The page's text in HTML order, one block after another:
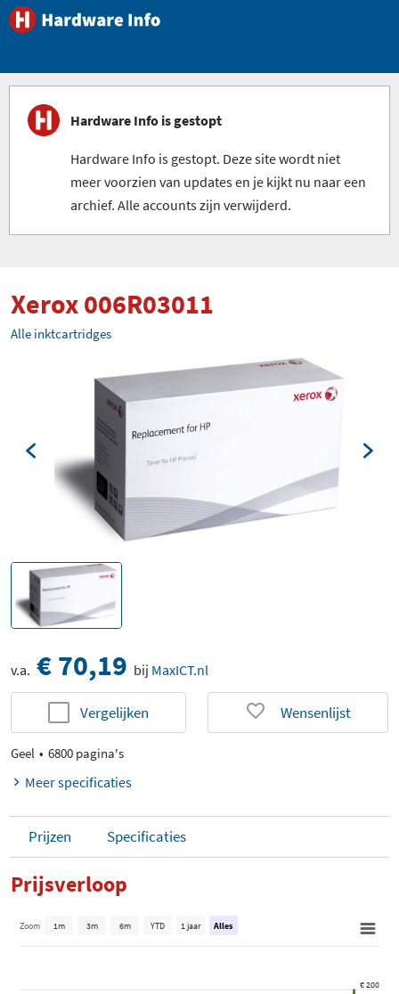
Hardware Info is gestopt
Hardware Info is gestopt. Deze site wordt niet
meer voorzien van updates en je kijkt nu naar een
archief. Alle accounts zijn verwijderd.
Xerox 006R03011
Alle inktcartridges
v.a. € 70,19 bij MaxICT.nl
Vergelijken Wensenlijst
Geel 6800 pagina's
Meer specificaties
Prijzen Specificaties
Prijsverloop
€ 200
Zoom 1m 3m 6m YTD 1 jaar Alles